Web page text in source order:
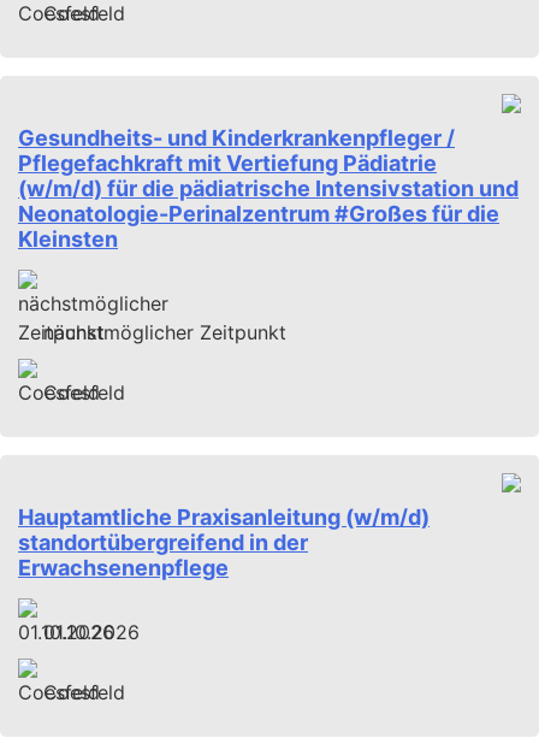
Coesfeld
Gesundheits- und Kinderkrankenpfleger /
Pflegefachkraft mit Vertiefung Pädiatrie
(w/m/d) für die pädiatrische Intensivstation und
Neonatologie-Perinalzentrum #Großes für die
Kleinsten
nächstmöglicher Zeitpunkt
Coesfeld
Hauptamtliche Praxisanleitung (w/m/d)
standortübergreifend in der
Erwachsenenpflege
01.10.2026
Coesfeld